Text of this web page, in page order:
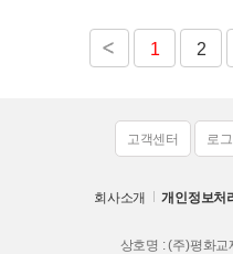
1 2
고객센터 로
회사소개 개인정보처
상호명 : (주)평화교